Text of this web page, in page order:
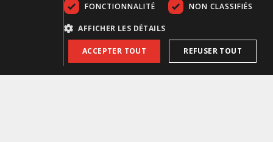
FONCTIONNALITÉ NON CLASSIFIÉS
AFFICHER LES DÉTAILS
ACCEPTER TOUT REFUSER TOUT